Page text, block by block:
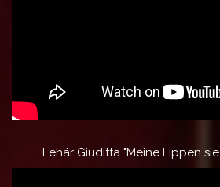
Lehár Giuditta "Meine Lippen